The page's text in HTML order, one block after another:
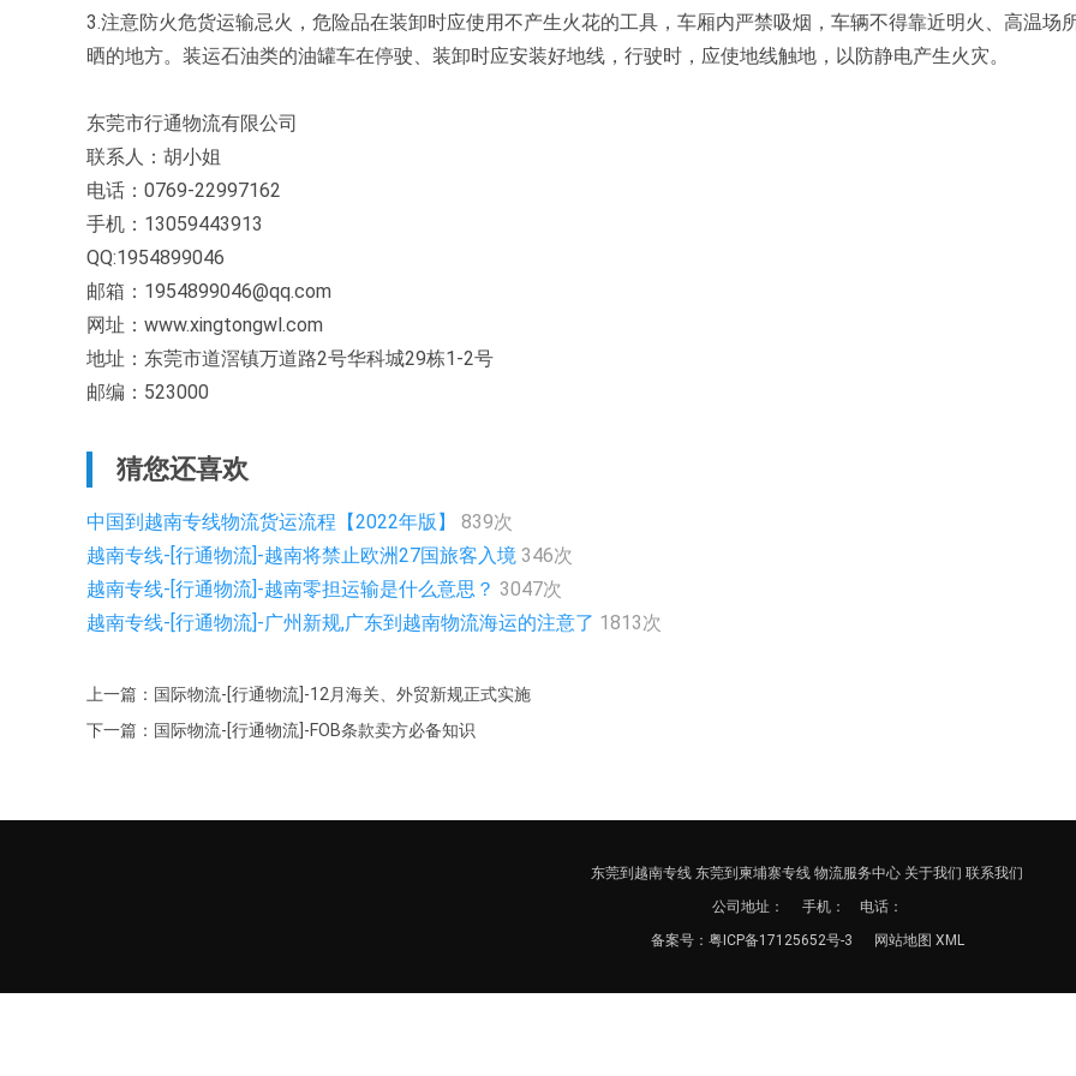
3.注意防火危货运输忌火，危险品在装卸时应使用不产生火花的工具，车厢内严禁吸烟，车辆不得靠近明火、高温场
晒的地方。装运石油类的油罐车在停驶、装卸时应安装好地线，行驶时，应使地线触地，以防静电产生火灾。
东莞市行通物流有限公司
联系人：胡小姐
电话：0769-22997162
手机：13059443913
QQ:1954899046
邮箱：1954899046@qq.com
网址：www.xingtongwl.com
地址：东莞市道滘镇万道路2号华科城29栋1-2号
邮编：523000
猜您还喜欢
中国到越南专线物流货运流程【2022年版】 839次
越南专线-[行通物流]-越南将禁止欧洲27国旅客入境 346次
越南专线-[行通物流]-越南零担运输是什么意思？ 3047次
越南专线-[行通物流]-广州新规,广东到越南物流海运的注意了 1813次
上一篇：国际物流-[行通物流]-12月海关、外贸新规正式实施
下一篇：国际物流-[行通物流]-FOB条款卖方必备知识
东莞到越南专线 东莞到柬埔寨专线 物流服务中心 关于我们 联系我们
公司地址： 手机： 电话：
备案号： 粤ICP备17125652号-3 网站地图 XML